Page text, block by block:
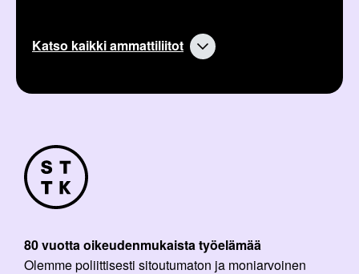
Katso kaikki ammattiliitot
80 vuotta oikeudenmukaista työelämää
Olemme poliittisesti sitoutumaton ja moniarvoinen